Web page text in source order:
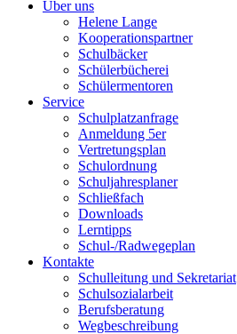
Über uns
Helene Lange
Kooperationspartner
Schulbäcker
Schülerbücherei
Schülermentoren
Service
Schulplatzanfrage
Anmeldung 5er
Vertretungsplan
Schulordnung
Schuljahresplaner
Schließfach
Downloads
Lerntipps
Schul-/Radwegeplan
Kontakte
Schulleitung und Sekretariat
Schulsozialarbeit
Berufsberatung
Wegbeschreibung